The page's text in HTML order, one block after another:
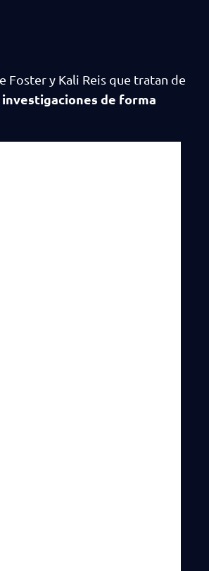
y Kali Reis que tratan de
de forma